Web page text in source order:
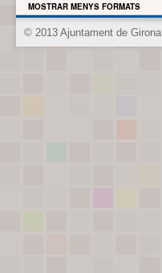
MOSTRAR MENYS FORMATS
© 2013 Ajuntament de Girona